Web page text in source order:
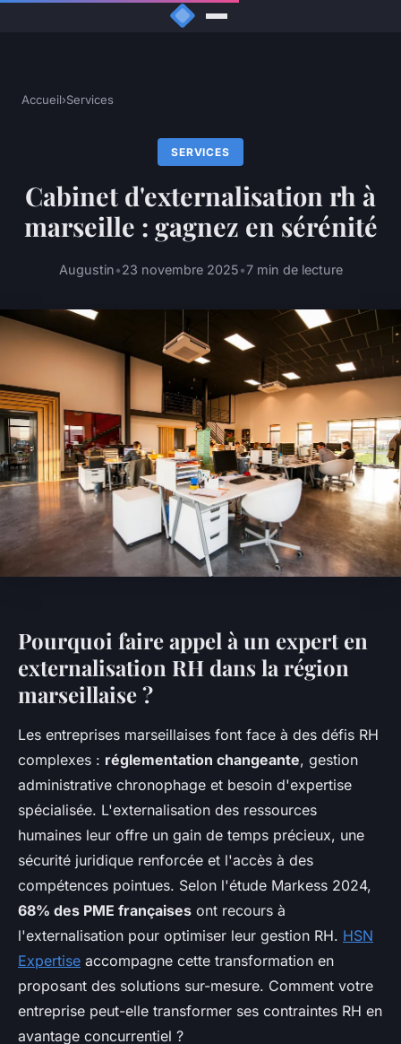
Accueil›Services
SERVICES
Cabinet d'externalisation rh à
marseille : gagnez en sérénité
Augustin•23 novembre 2025•7 min de lecture
Pourquoi faire appel à un expert en
externalisation RH dans la région
marseillaise ?
Les entreprises marseillaises font face à des défis RH
complexes : réglementation changeante, gestion
administrative chronophage et besoin d'expertise
spécialisée. L'externalisation des ressources
humaines leur offre un gain de temps précieux, une
sécurité juridique renforcée et l'accès à des
compétences pointues. Selon l'étude Markess 2024,
68% des PME françaises ont recours à
l'externalisation pour optimiser leur gestion RH. HSN
Expertise accompagne cette transformation en
proposant des solutions sur-mesure. Comment votre
entreprise peut-elle transformer ses contraintes RH en
avantage concurrentiel ?